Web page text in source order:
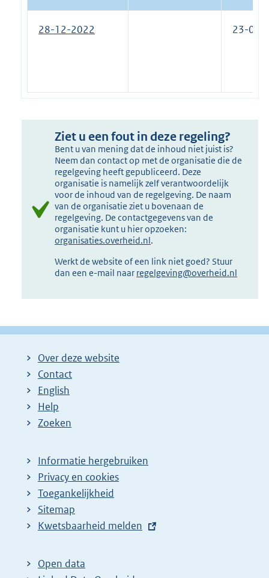
28-12-2022 23-03-
Ziet u een fout in deze regeling?
Bent u van mening dat de inhoud niet juist is?
Neem dan contact op met de organisatie die de
regelgeving heeft gepubliceerd. Deze
organisatie is namelijk zelf verantwoordelijk
voor de inhoud van de regelgeving. De naam
van de organisatie ziet u bovenaan de
regelgeving. De contactgegevens van de
organisatie kunt u hier opzoeken:
organisaties.overheid.nl.
Werkt de website of een link niet goed? Stuur
dan een e-mail naar regelgeving@overheid.nl
Over deze website
Contact
English
Help
Zoeken
Informatie hergebruiken
Privacy en cookies
Toegankelijkheid
Sitemap
E
t
e
Kwetsbaarheid melden
Open data